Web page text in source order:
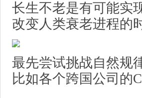
长生不老是有可能实
改变人类衰老进程的
最先尝试挑战自然规
比如各个跨国公司的